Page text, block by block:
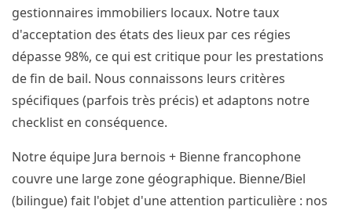
gestionnaires immobiliers locaux. Notre taux
d'acceptation des états des lieux par ces régies
dépasse 98%, ce qui est critique pour les prestations
de fin de bail. Nous connaissons leurs critères
spécifiques (parfois très précis) et adaptons notre
checklist en conséquence.
Notre équipe Jura bernois + Bienne francophone
couvre une large zone géographique. Bienne/Biel
(bilingue) fait l'objet d'une attention particulière : nos